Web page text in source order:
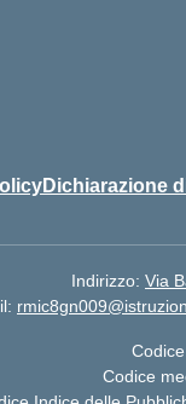
Dichiarazione
Indirizzo: Via
Codice